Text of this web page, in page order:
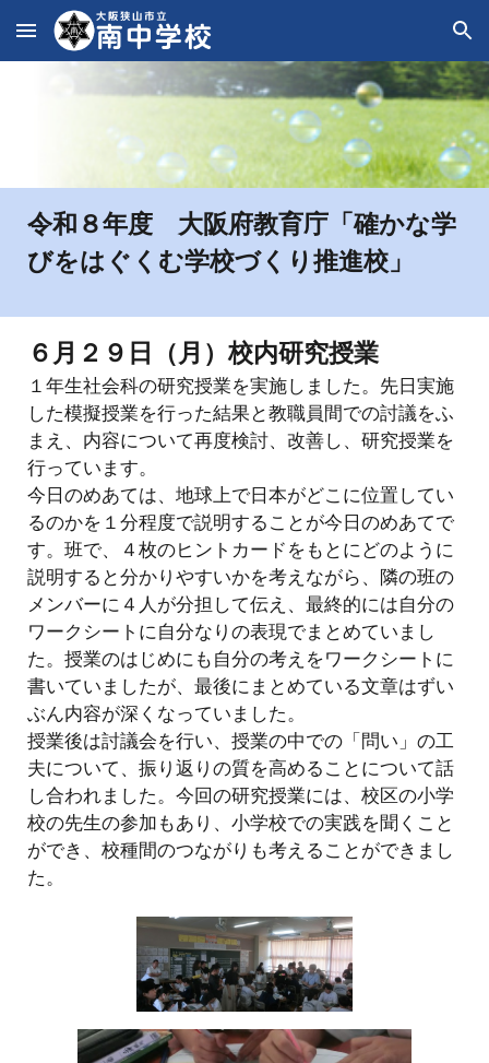
Skip to main content Skip to navigation
令和８年度 大阪府教育庁「確かな学
びをはぐくむ学校づくり推進校」
６月２９日（月）校内研究授業
１年生社会科の研究授業を実施しました。先日実施
した模擬授業を行った結果と教職員間での討議をふ
まえ、内容について再度検討、改善し、研究授業を
行っています。
今日のめあては、地球上で日本がどこに位置してい
るのかを１分程度で説明することが今日のめあてで
す。班で、４枚のヒントカードをもとにどのように
説明すると分かりやすいかを考えながら、隣の班の
メンバーに４人が分担して伝え、最終的には自分の
ワークシートに自分なりの表現でまとめていまし
た。授業のはじめにも自分の考えをワークシートに
書いていましたが、最後にまとめている文章はずい
ぶん内容が深くなっていました。
授業後は討議会を行い、授業の中での「問い」の工
夫について、振り返りの質を高めることについて話
し合われました。今回の研究授業には、校区の小学
校の先生の参加もあり、小学校での実践を聞くこと
ができ、校種間のつながりも考えることができまし
た。